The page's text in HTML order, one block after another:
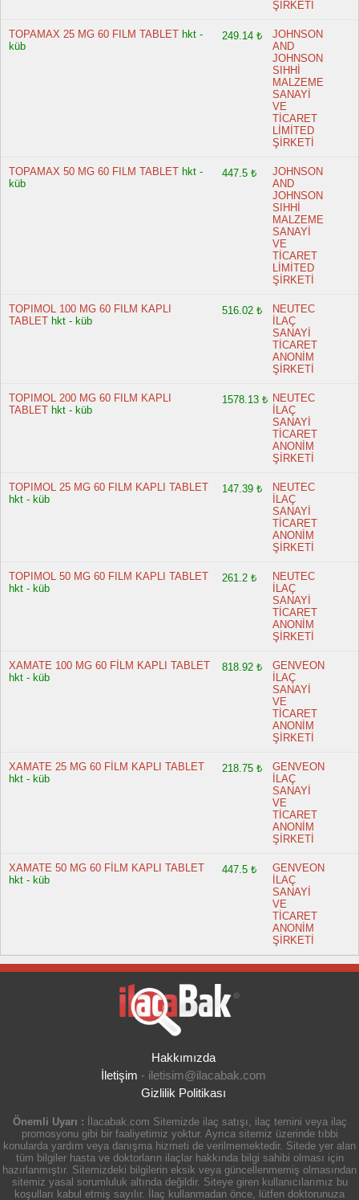
ŞİRKETİ
TOPAMAX 25 MG 60 FILM TABLET hkt -
küb
249.14 ₺
JOHNSON
AND
JOHNSON
SIHHİ
MALZEME
SANAYİ
VE
TİCARET
LİMİTED
ŞİRKETİ
TOPAMAX 50 MG 60 FILM TABLET hkt -
küb
447.5 ₺
JOHNSON
AND
JOHNSON
SIHHİ
MALZEME
SANAYİ
VE
TİCARET
LİMİTED
ŞİRKETİ
TOPIMOL 100 MG 60 FILM KAPLI
TABLET hkt - küb
516.02 ₺
NEUTEC
İLAÇ
SANAYİ
TİCARET
ANONİM
ŞİRKETİ
TOPIMOL 200 MG 60 FILM KAPLI
TABLET hkt - küb
1578.13 ₺ NEUTEC
İLAÇ
SANAYİ
TİCARET
ANONİM
ŞİRKETİ
TOPIMOL 25 MG 60 FILM KAPLI TABLET
hkt - küb
147.39 ₺
NEUTEC
İLAÇ
SANAYİ
TİCARET
ANONİM
ŞİRKETİ
TOPIMOL 50 MG 60 FILM KAPLI TABLET
hkt - küb
261.2 ₺
NEUTEC
İLAÇ
SANAYİ
TİCARET
ANONİM
ŞİRKETİ
XAMATE 100 MG 60 FİLM KAPLI TABLET
hkt - küb
818.92 ₺
GENVEON
İLAÇ
SANAYİ
VE
TİCARET
ANONİM
ŞİRKETİ
XAMATE 25 MG 60 FİLM KAPLI TABLET
hkt - küb
218.75 ₺
GENVEON
İLAÇ
SANAYİ
VE
TİCARET
ANONİM
ŞİRKETİ
XAMATE 50 MG 60 FİLM KAPLI TABLET
hkt - küb
447.5 ₺
GENVEON
İLAÇ
SANAYİ
VE
TİCARET
ANONİM
ŞİRKETİ
Hakkımızda
İletişim - iletisim@ilacabak.com
Gizlilik Politikası
Önemli Uyarı : İlacabak.com Sitemizde ilaç satışı, ilaç temini veya ilaç
promosyonu gibi bir faaliyetimiz yoktur. Ayrıca sitemiz üzerinde tıbbi
konularda yardım veya danışma hizmeti de verilmemektedir. Sitede yer alan
tüm bilgiler hasta ve doktorların ilaçlar hakkında bilgi sahibi olması için
hazırlanmıştır. Sitemizdeki bilgilerin eksik veya güncellenmemiş olmasından
sitemiz yasal sorumluluk altında değildir. Siteye giren kullanıcılarımız bu
koşulları kabul etmiş sayılır. İlaç kullanmadan önce, lütfen doktorunuza